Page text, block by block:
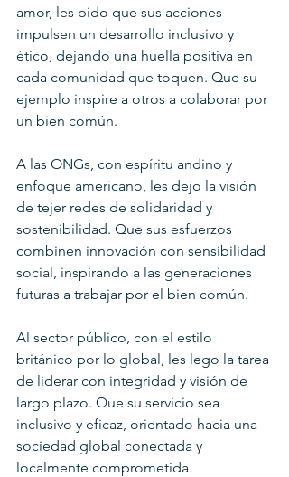
amor, les pido que sus acciones
impulsen un desarrollo inclusivo y
ético, dejando una huella positiva en
cada comunidad que toquen. Que su
ejemplo inspire a otros a colaborar por
un bien común.
A las ONGs, con espíritu andino y
enfoque americano, les dejo la visión
de tejer redes de solidaridad y
sostenibilidad. Que sus esfuerzos
combinen innovación con sensibilidad
social, inspirando a las generaciones
futuras a trabajar por el bien común.
Al sector público, con el estilo
británico por lo global, les lego la tarea
de liderar con integridad y visión de
largo plazo. Que su servicio sea
inclusivo y eficaz, orientado hacia una
sociedad global conectada y
localmente comprometida.